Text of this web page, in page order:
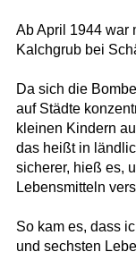
Ab April 1944 war
Kalchgrub bei
Da sich die
auf Städte
kleinen Kindern
das heißt in
sicherer, hieß es,
Lebensmitteln
So kam es, dass
und sechsten